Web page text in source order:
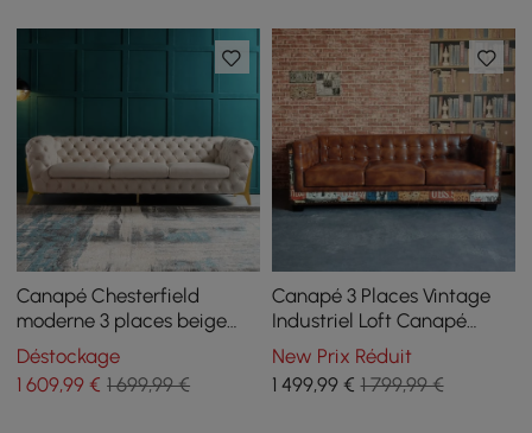
Canapé Chesterfield
moderne 3 places beige
2320 mm avec boutons et
dossier capitonné
Déstockage
1 609,99 € 1 699,99 €
Canapé 3 Places Vintage
Industriel Loft Canapé
Capitonné en Similicuir
Marron
New Prix Réduit
1 499,99€ 1 799,99 €